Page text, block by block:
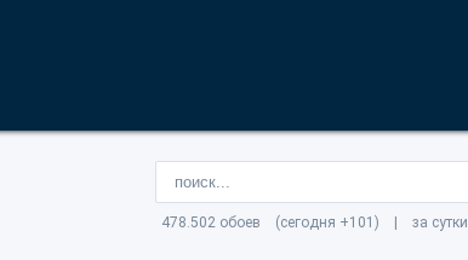
478.502 обоев (сегодня +101) | за сутки